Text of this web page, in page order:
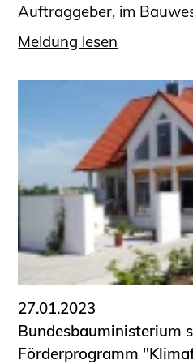
Auftraggeber, im
Meldung lesen
27.01.2023
Bundesbauministerium
Förderprogramm